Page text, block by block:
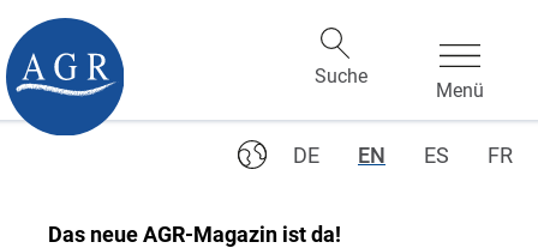
DE EN ES FR
Das neue AGR-Magazin ist da!